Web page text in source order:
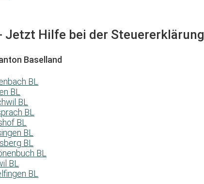
Jetzt Hilfe bei der Steuererklärung
Baselland
BL
BL
BL
BL
BL
BL
BL
BL
BL
BL